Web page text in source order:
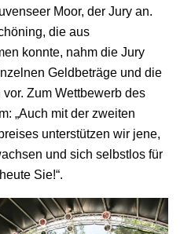
Moor, der Jury an.
die aus
konnte, nahm die Jury
Geldbeträge und die
Zum Wettbewerb des
„Auch mit der zweiten
unterstützen wir jene,
und sich selbstlos für
Sie!“.